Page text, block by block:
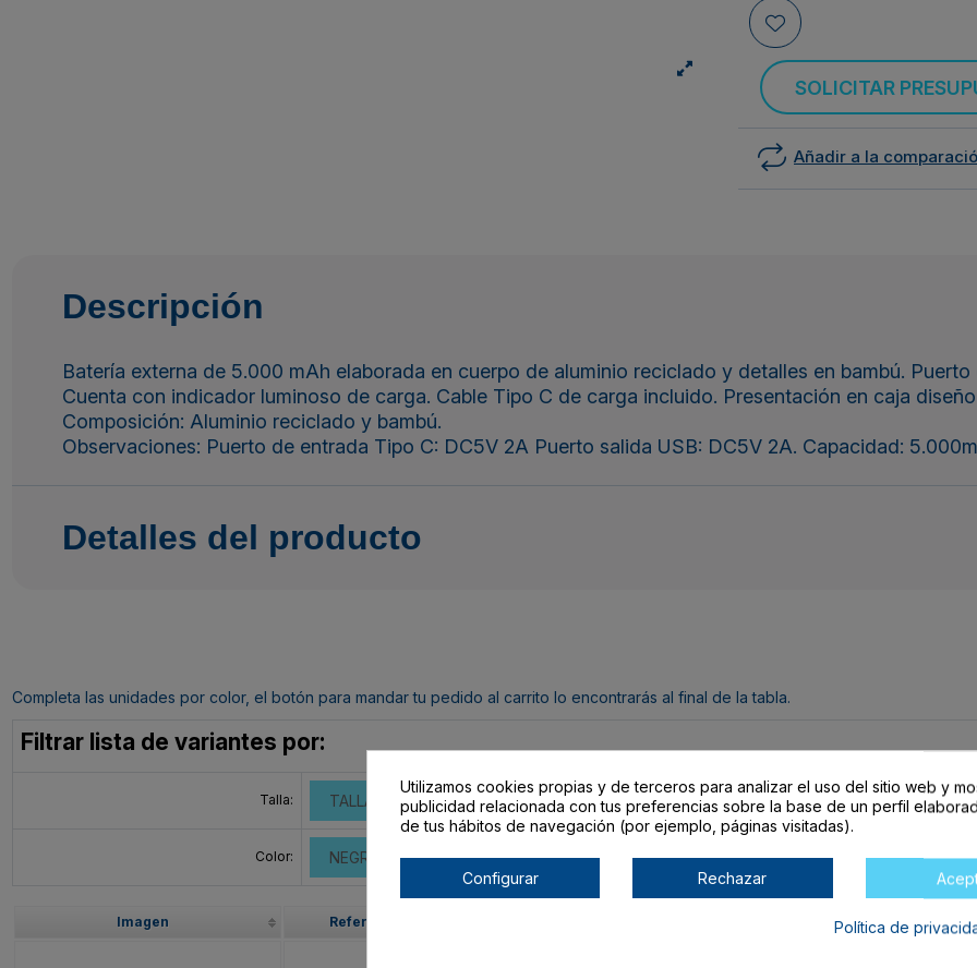
SOLICITAR
Añadir a la
Descripción
Batería externa de 5.000 mAh elaborada en cuerpo de aluminio reciclado y detalles en bambú.
Cuenta con indicador luminoso de carga. Cable Tipo C de carga incluido. Presentación en caja
Composición: Aluminio reciclado y bambú.
Observaciones: Puerto de entrada Tipo C: DC5V 2A Puerto salida USB: DC5V 2A. Capacidad:
Detalles del producto
Completa las unidades por color, el botón para mandar tu pedido al carrito lo encontrarás al final de la tabla.
Filtrar lista de variantes por:
Talla: TALLA ÚNICA ADULTO
Color: NEGRO PLATA
Imagen Referencia
Utilizamos cookies propias y de terceros para analizar el uso del sitio web y
publicidad relacionada con tus preferencias sobre la base de un perfil
de tus hábitos de navegación (por ejemplo, páginas visitadas).
Configurar Rechazar
Política de